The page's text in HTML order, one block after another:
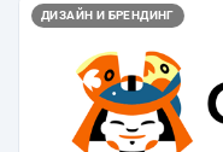
ДИЗАЙН И БРЕНДИНГ